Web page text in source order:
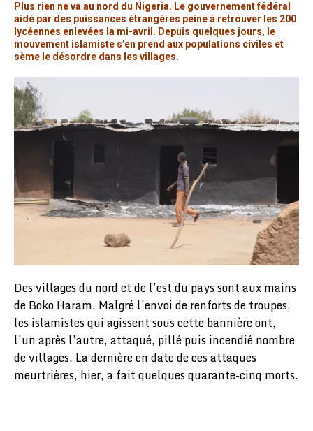
Plus rien ne va au nord du Nigeria. Le gouvernement fédéral
aidé par des puissances étrangères peine à retrouver les 200
lycéennes enlevées la mi-avril. Depuis quelques jours, le
mouvement islamiste s’en prend aux populations civiles et
sème le désordre dans les villages.
Des villages du nord et de l’est du pays sont aux mains
de Boko Haram. Malgré l’envoi de renforts de troupes,
les islamistes qui agissent sous cette bannière ont,
l’un après l’autre, attaqué, pillé puis incendié nombre
de villages. La dernière en date de ces attaques
meurtrières, hier, a fait quelques quarante-cinq morts.